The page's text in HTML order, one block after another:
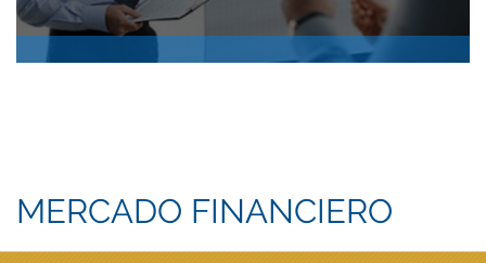
MERCADO FINANCIERO